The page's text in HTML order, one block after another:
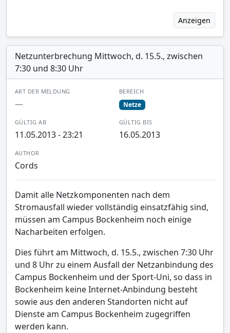
Anzeigen
Netzunterbrechung Mittwoch, d. 15.5., zwischen
7:30 und 8:30 Uhr
ART DER MELDUNG
—
BEREICH
Netze
GÜLTIG AB
11.05.2013 - 23:21
GÜLTIG BIS
16.05.2013
AUTHOR
Cords
Damit alle Netzkomponenten nach dem
Stromausfall wieder vollständig einsatzfähig sind,
müssen am Campus Bockenheim noch einige
Nacharbeiten erfolgen.
Dies führt am Mittwoch, d. 15.5., zwischen 7:30 Uhr
und 8 Uhr zu einem Ausfall der Netzanbindung des
Campus Bockenheim und der Sport-Uni, so dass in
Bockenheim keine Internet-Anbindung besteht
sowie aus den anderen Standorten nicht auf
Dienste am Campus Bockenheim zugegriffen
werden kann.